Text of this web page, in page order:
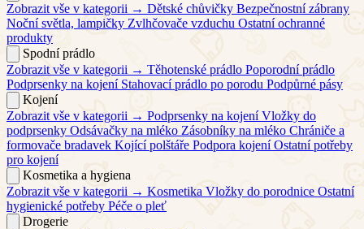
Zobrazit vše v kategorii → Dětské chůvičky Bezpečnostní zábrany
Noční světla, lampičky Zvlhčovače vzduchu Ostatní ochranné
produkty
Spodní prádlo
Zobrazit vše v kategorii → Těhotenské prádlo Poporodní prádlo
Podprsenky na kojení Stahovací prádlo po porodu Podpůrné pásy
Kojení
Zobrazit vše v kategorii → Podprsenky na kojení Vložky do
podprsenky Odsávačky na mléko Zásobníky na mléko Chrániče a
formovače bradavek Kojící polštáře Podpora kojení Ostatní potřeby
pro kojení
Kosmetika a hygiena
Zobrazit vše v kategorii → Kosmetika Vložky do porodnice Ostatní
hygienické potřeby Péče o pleť
Drogerie